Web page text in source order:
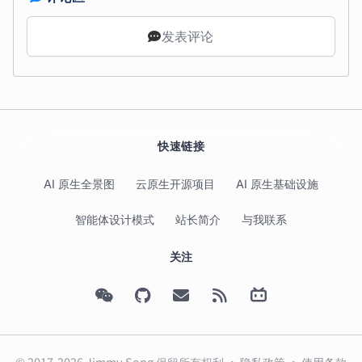
发表评论
快速链接
AI 原生全景图 云原生开源项目 AI 原生基础设施
智能体设计模式 站长简介 与我联系
关注